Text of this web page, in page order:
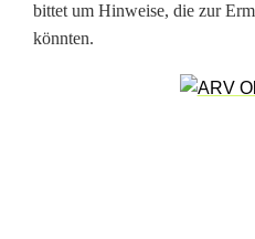
k
bittet um Hinweise, die zur
könnten.